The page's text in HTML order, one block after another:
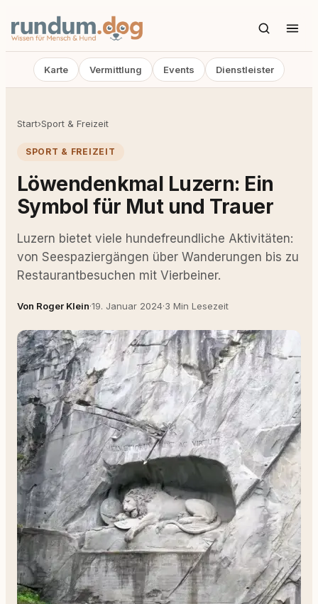
Karte Vermittlung Events Dienstleister
Start›Sport & Freizeit
SPORT & FREIZEIT
Löwendenkmal Luzern: Ein
Symbol für Mut und Trauer
Luzern bietet viele hundefreundliche Aktivitäten:
von Seespaziergängen über Wanderungen bis zu
Restaurantbesuchen mit Vierbeiner.
Von Roger Klein·19. Januar 2024·3 Min Lesezeit